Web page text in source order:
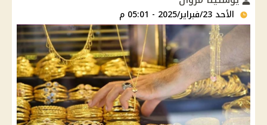
الأحد 23/فبراير/2025 - 05:01 م